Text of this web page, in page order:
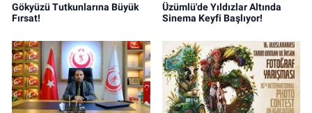
Gökyüzü Tutkunlarına Büyük
Fırsat!
Üzümlü'de Yıldızlar Altında
Sinema Keyfi Başlıyor!